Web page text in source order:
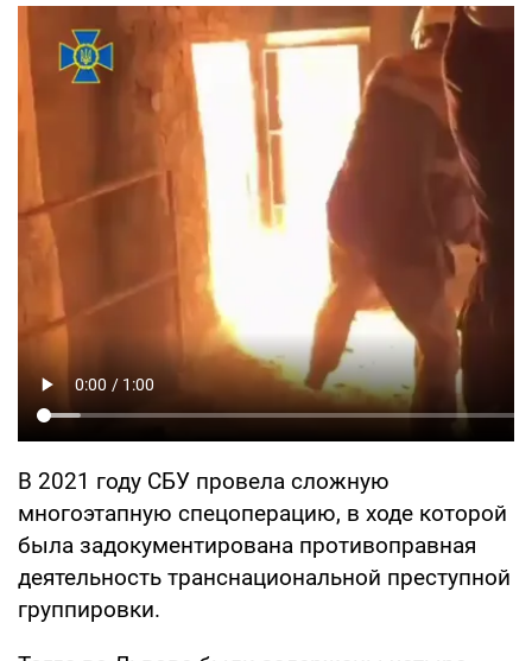
В 2021 году СБУ провела сложную
многоэтапную спецоперацию, в ходе которой
была задокументирована противоправная
деятельность транснациональной преступной
группировки.